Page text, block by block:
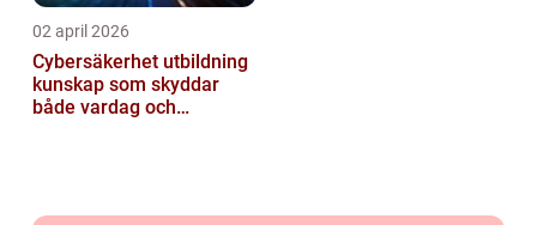
02 april 2026
Cybersäkerhet utbildning
kunskap som skyddar
både vardag och